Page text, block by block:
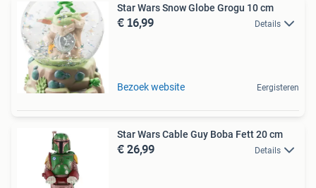
Star Wars Snow Globe Grogu 10 cm
€ 16,99 Details
Bezoek website Eergisteren
Star Wars Cable Guy Boba Fett 20 cm
€ 26,99 Details